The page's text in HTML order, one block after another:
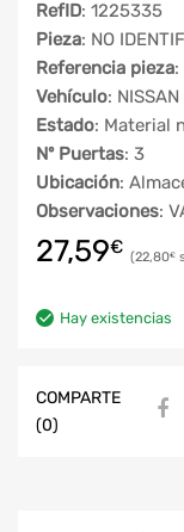
RefID: 1225335
Pieza: NO
Referencia pieza
Vehículo:
Estado: Material
Nº Puertas: 3
Ubicación:
Observaciones:
27,59€ 22,80€
Hay existencias
COMPARTE
(0)